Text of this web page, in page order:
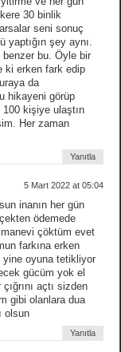
30 binlik
seni sonuç
şey aynı.
benzer bu. Öyle bir
ki erken fark edip
da
hikayeni görüp
kişiye ulaştın
Her zaman
Yanıtla
5 Mart 2022 at 05:04
inanın her gün
ödemede
çöktüm evet
farkına erken
yine oyuna tetikliyor
gücüm yok el
açtı sizden
gibi olanlara dua
olsun
Yanıtla